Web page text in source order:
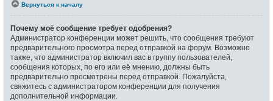
Вернуться к началу
Почему моё сообщение требует одобрения?
Администратор конференции может решить, что сообщения требуют
предварительного просмотра перед отправкой на форум. Возможно
также, что администратор включил вас в группу пользователей,
сообщения которых, по его или её мнению, должны быть
предварительно просмотрены перед отправкой. Пожалуйста,
свяжитесь с администратором конференции для получения
дополнительной информации.